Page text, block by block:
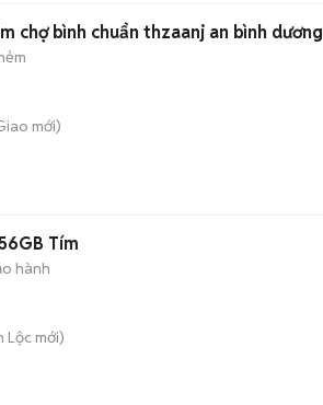
chợ bình chuẩn thzaanj an bình dương
mới)
Tím
hành
Lộc mới)